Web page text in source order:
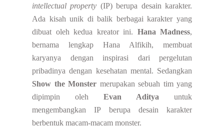
intellectual property (IP) berupa desain karakter.
Ada kisah unik di balik berbagai karakter yang
dibuat oleh kedua kreator ini. Hana Madness,
bernama lengkap Hana Alfikih, membuat
karyanya dengan inspirasi dari pergelutan
pribadinya dengan kesehatan mental. Sedangkan
Show the Monster merupakan sebuah tim yang
dipimpin oleh Evan Aditya untuk
mengembangkan IP berupa desain karakter
berbentuk macam-macam monster.